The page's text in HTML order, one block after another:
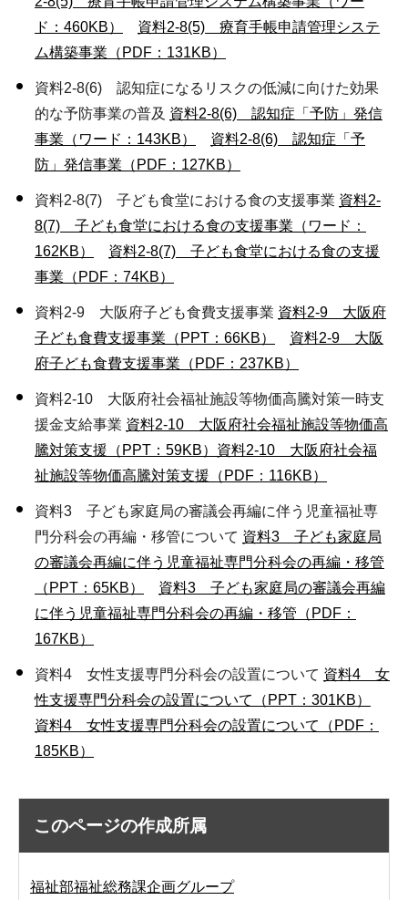
ド：460KB）
資料2-8(5) 療育手帳申請管理システ
ム構築事業（PDF：131KB）
資料2-8(6) 認知症になるリスクの低減に向けた効果
的な予防事業の普及 資料2-8(6) 認知症「予防」発信
事業（ワード：143KB）
資料2-8(6) 認知症「予
防」発信事業（PDF：127KB）
資料2-8(7) 子ども食堂における食の支援事業 資料2-
8(7) 子ども食堂における食の支援事業（ワード：
162KB）
資料2-8(7) 子ども食堂における食の支援
事業（PDF：74KB）
資料2-9 大阪府子ども食費支援事業 資料2-9 大阪府
子ども食費支援事業（PPT：66KB）
資料2-9 大阪
府子ども食費支援事業（PDF：237KB）
資料2-10 大阪府社会福祉施設等物価高騰対策一時支
援金支給事業 資料2-10 大阪府社会福祉施設等物価高
騰対策支援（PPT：59KB） 資料2-10 大阪府社会福
祉施設等物価高騰対策支援（PDF：116KB）
資料3 子ども家庭局の審議会再編に伴う児童福祉専
門分科会の再編・移管について 資料3 子ども家庭局
の審議会再編に伴う児童福祉専門分科会の再編・移管
（PPT：65KB）
資料3 子ども家庭局の審議会再編
に伴う児童福祉専門分科会の再編・移管（PDF：
167KB）
資料4 女性支援専門分科会の設置について 資料4 女
性支援専門分科会の設置について（PPT：301KB）
資料4 女性支援専門分科会の設置について（PDF：
185KB）
このページの作成所属
福祉部福祉総務課企画グループ